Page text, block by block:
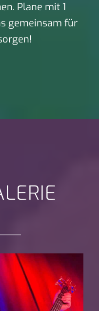
Plane mit 1
gemeinsam für